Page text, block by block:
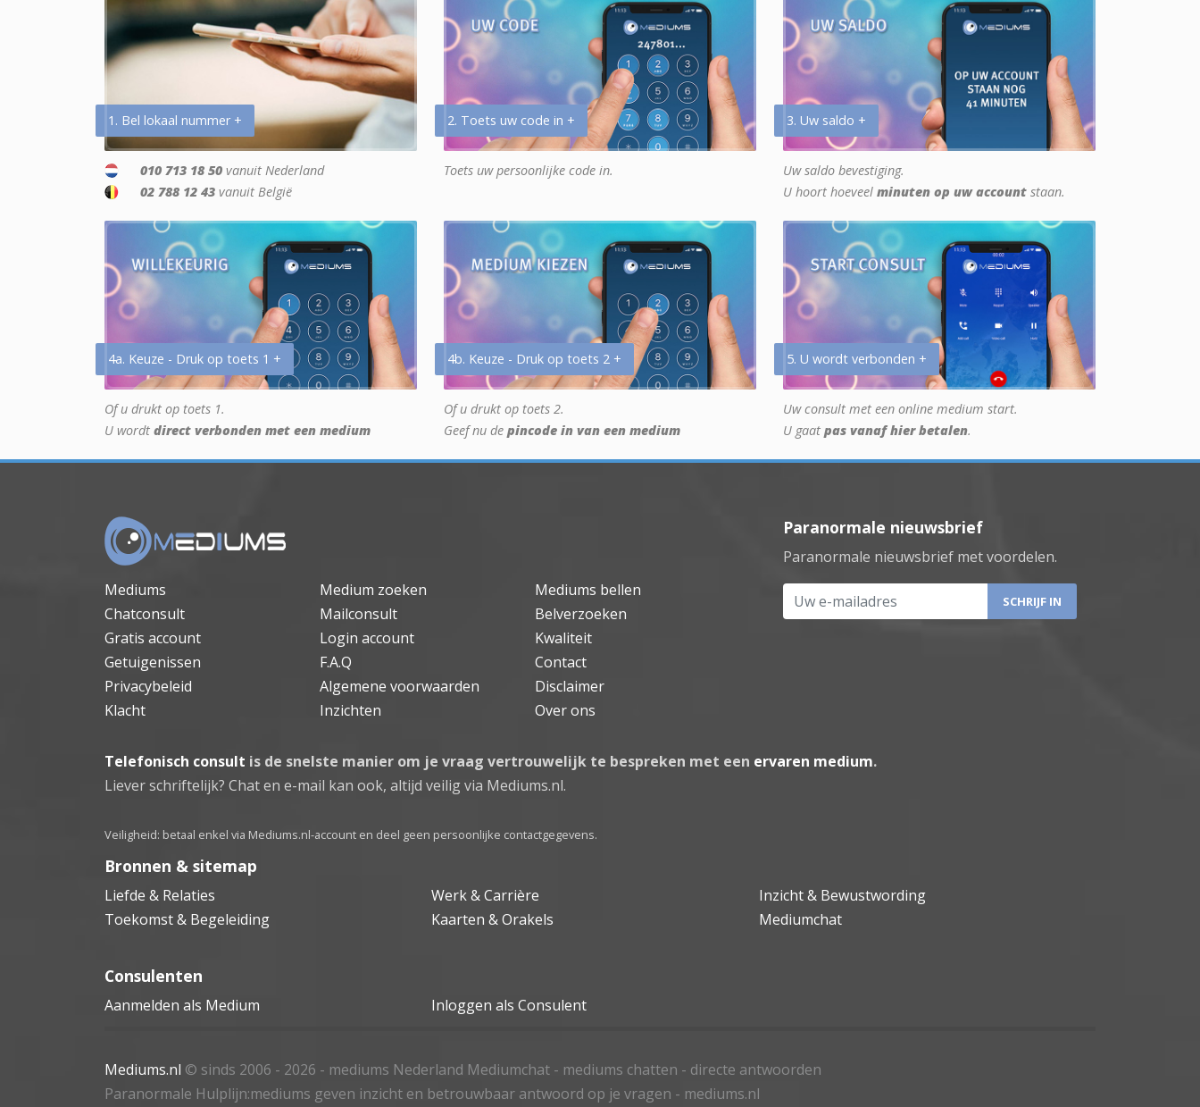
1. Bel lokaal nummer +
010 713 18 50 vanuit Nederland
02 788 12 43 vanuit België
2. Toets uw code in +
Toets uw persoonlijke code in.
3. Uw saldo +
Uw saldo bevestiging.
U hoort hoeveel minuten op uw account staan.
4a. Keuze - Druk op toets 1 +
Of u drukt op toets 1.
U wordt direct verbonden met een medium
4b. Keuze - Druk op toets 2 +
Of u drukt op toets 2.
Geef nu de pincode in van een medium
5. U wordt verbonden +
Uw consult met een online medium start.
U gaat pas vanaf hier betalen.
Mediums Medium zoeken
Mediums bellen
Chatconsult
Mailconsult
Belverzoeken
Gratis account
Login account
Kwaliteit
Getuigenissen
F.A.Q
Contact
Privacybeleid
Algemene voorwaarden
Disclaimer
Klacht
Inzichten Over ons
Paranormale nieuwsbrief
Paranormale nieuwsbrief met voordelen.
Uw e-mailadres
Telefonisch consult is de snelste manier om je vraag vertrouwelijk te bespreken met een ervaren medium.
Liever schriftelijk? Chat en e-mail kan ook, altijd veilig via Mediums.nl.
Veiligheid: betaal enkel via Mediums.nl-account en deel geen persoonlijke contactgegevens.
Bronnen & sitemap
Liefde & Relaties Werk & Carrière
Inzicht & Bewustwording
Toekomst & Begeleiding
Kaarten & Orakels Mediumchat
Consulenten
Aanmelden als Medium Inloggen als Consulent
Mediums.nl © sinds 2006 - 2026 - mediums Nederland Mediumchat - mediums chatten - directe antwoorden
Paranormale Hulplijn:mediums geven inzicht en betrouwbaar antwoord op je vragen - mediums.nl